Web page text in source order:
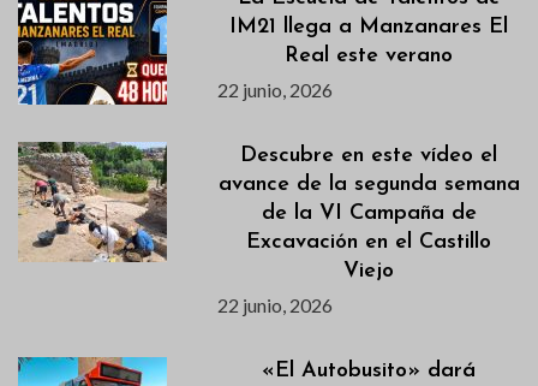
IM21 llega a Manzanares El
Real este verano
22 junio, 2026
Descubre en este vídeo el
avance de la segunda semana
de la VI Campaña de
Excavación en el Castillo
Viejo
22 junio, 2026
«El Autobusito» dará